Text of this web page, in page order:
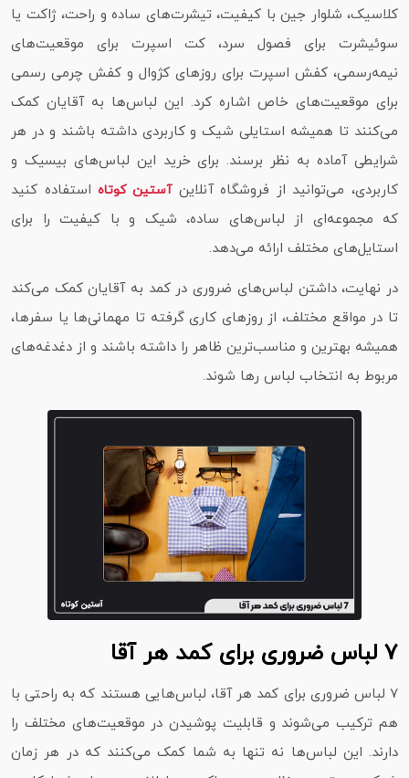
کلاسیک، شلوار جین با کیفیت، تیشرت‌های ساده و راحت، ژاکت یا
سوئیشرت برای فصول سرد، کت اسپرت برای موقعیت‌های
نیمه‌رسمی، کفش اسپرت برای روزهای کژوال و کفش چرمی رسمی
برای موقعیت‌های خاص اشاره کرد. این لباس‌ها به آقایان کمک
می‌کنند تا همیشه استایلی شیک و کاربردی داشته باشند و در هر
شرایطی آماده به نظر برسند. برای خرید این لباس‌های بیسیک و
کاربردی، می‌توانید از فروشگاه آنلاینآستین کوتاهاستفاده کنید
که مجموعه‌ای از لباس‌های ساده، شیک و با کیفیت را برای
استایل‌های مختلف ارائه می‌دهد.
در نهایت، داشتن لباس‌های ضروری در کمد به آقایان کمک می‌کند
تا در مواقع مختلف، از روزهای کاری گرفته تا مهمانی‌ها یا سفرها،
همیشه بهترین و مناسب‌ترین ظاهر را داشته باشند و از دغدغه‌های
مربوط به انتخاب لباس رها شوند.
7 لباس ضروری برای کمد هر آقا
7 لباس ضروری برای کمد هر آقا، لباس‌هایی هستند که به راحتی با
هم ترکیب می‌شوند و قابلیت پوشیدن در موقعیت‌های مختلف را
دارند. این لباس‌ها نه تنها به شما کمک می‌کنند که در هر زمان